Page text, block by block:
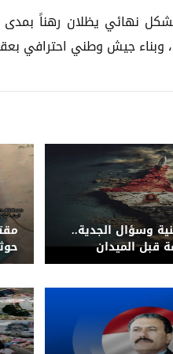
نهائي يظلان رهناً
جيش وطني احترافي
وسؤال الجدية..
قبل الميدان